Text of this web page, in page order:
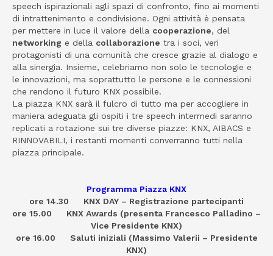
speech ispirazionali agli spazi di confronto, fino ai momenti
di intrattenimento e condivisione. Ogni attività è pensata
per mettere in luce il valore della cooperazione, del
networking e della collaborazione tra i soci, veri
protagonisti di una comunità che cresce grazie al dialogo e
alla sinergia. Insieme, celebriamo non solo le tecnologie e
le innovazioni, ma soprattutto le persone e le connessioni
che rendono il futuro KNX possibile.
La piazza KNX sarà il fulcro di tutto ma per accogliere in
maniera adeguata gli ospiti i tre speech intermedi saranno
replicati a rotazione sui tre diverse piazze: KNX, AIBACS e
RINNOVABILI, i restanti momenti converranno tutti nella
piazza principale.
Programma Piazza KNX
ore 14.30 KNX DAY – Registrazione partecipanti
ore 15.00 KNX Awards (presenta Francesco Palladino –
Vice Presidente KNX)
ore 16.00 Saluti iniziali (Massimo Valerii – Presidente
KNX)